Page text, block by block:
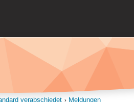
verabschiedet Meldungen